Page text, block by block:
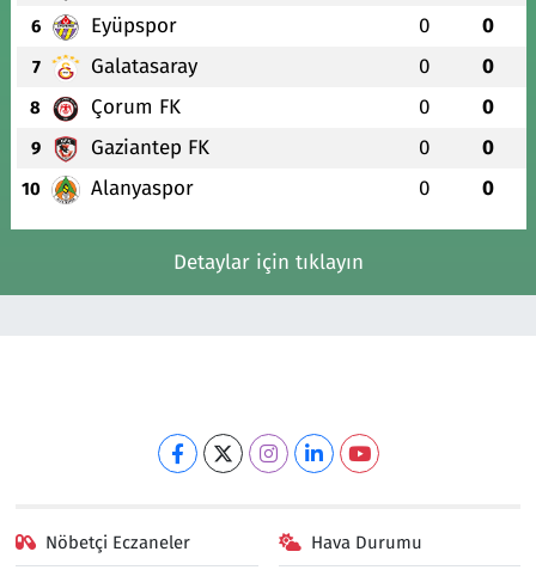
6 Eyüpspor 0 0
7 Galatasaray 0 0
8 Çorum FK 0 0
9 Gaziantep FK 0 0
10 Alanyaspor 0 0
Detaylar için tıklayın
Nöbetçi Eczaneler Hava Durumu